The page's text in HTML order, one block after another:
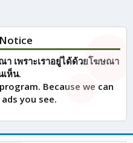
เพราะเราอยู่ได้ด้วยโฆษณา
ห็น.
Because we can
you see.